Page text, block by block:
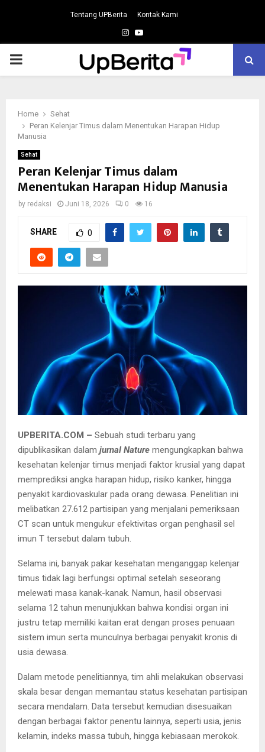
Tentang UPBerita Kontak Kami
Instagram
Youtube
PRIMARY
Home
Sehat
Peran Kelenjar Timus dalam Menentukan Harapan Hidup
Manusia
Sehat
Peran Kelenjar Timus dalam
Menentukan Harapan Hidup Manusia
by redaksi Juni 18, 2026 0 16
SHARE 0
UPBERITA.COM – Sebuah studi terbaru yang
dipublikasikan dalam jurnal Nature mengungkapkan bahwa
kesehatan kelenjar timus menjadi faktor krusial yang dapat
memprediksi angka harapan hidup, risiko kanker, hingga
penyakit kardiovaskular pada orang dewasa. Penelitian ini
melibatkan 27.612 partisipan yang menjalani pemeriksaan
CT scan untuk mengukur efektivitas organ penghasil sel
imun T tersebut dalam tubuh.
Selama ini, banyak pakar kesehatan menganggap kelenjar
timus tidak lagi berfungsi optimal setelah seseorang
melewati masa kanak-kanak. Namun, hasil observasi
selama 12 tahun menunjukkan bahwa kondisi organ ini
justru tetap memiliki kaitan erat dengan proses penuaan
sistem imun serta munculnya berbagai penyakit kronis di
usia dewasa.
Dalam metode penelitiannya, tim ahli melakukan observasi
skala besar dengan memantau status kesehatan partisipan
secara mendalam. Data tersebut kemudian disesuaikan
dengan berbagai faktor penentu lainnya, seperti usia, jenis
kelamin, indeks massa tubuh, hingga kebiasaan merokok.